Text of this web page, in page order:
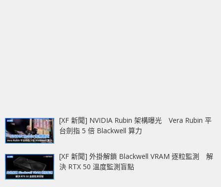
[XF 新聞] NVIDIA Rubin 架構曝光 Vera Rubin 平
台劍指 5 倍 Blackwell 算力
[XF 新聞] 外掛解鎖 Blackwell VRAM 逐粒監測 解
決 RTX 50 溫度監測盲點